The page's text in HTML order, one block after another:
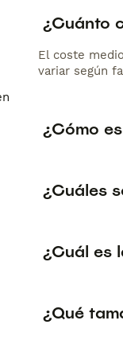
el
¿Cuánto
El coste
variar según
¿Cómo
¿Cuáles
¿Cuál es
¿Qué